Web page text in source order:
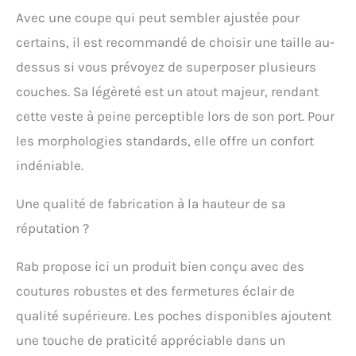
amplifiée. Capuche
réglable avec visière en
couverture fiable. Les
fermetures éclair YKK
protection étanche à
l'avant central, aux
Randonnée; [Membrane]
d'étanchéité] 20 000
mm; [Classe de
respirabilité] 20 000
g/m²; [Ajustement]
Normal; [Longueur du
Avec une coupe qui peut sembler ajustée pour
certains, il est recommandé de choisir une taille au-
dessus si vous prévoyez de superposer plusieurs
couches. Sa légèreté est un atout majeur, rendant
cette veste à peine perceptible lors de son port. Pour
les morphologies standards, elle offre un confort
indéniable.
Une qualité de fabrication à la hauteur de sa
réputation ?
Rab propose ici un produit bien conçu avec des
coutures robustes et des fermetures éclair de
qualité supérieure. Les poches disponibles ajoutent
une touche de praticité appréciable dans un